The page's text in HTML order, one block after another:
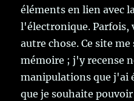
éléments en lien avec
l'électronique. Parfois,
autre chose. Ce site
mémoire ; j'y recense
manipulations que j'ai
que je souhaite